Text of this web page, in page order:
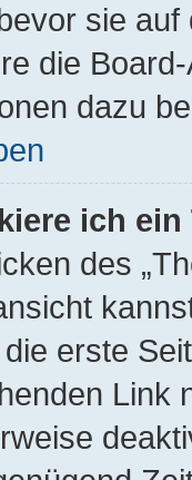
sie
die
dazu
ich
des
erste
Link